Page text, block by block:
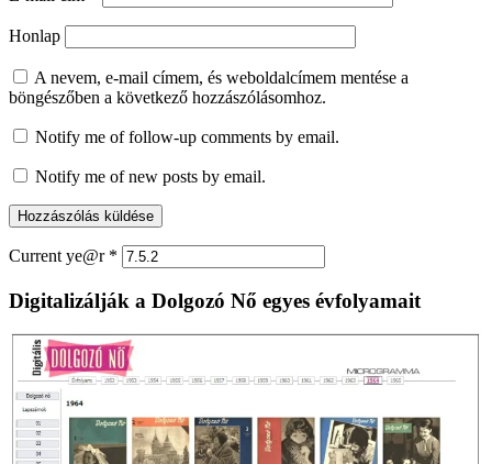
Honlap
A nevem, e-mail címem, és weboldalcímem mentése a
böngészőben a következő hozzászólásomhoz.
Notify me of follow-up comments by email.
Notify me of new posts by email.
Current ye@r *
Digitalizálják a Dolgozó Nő egyes évfolyamait